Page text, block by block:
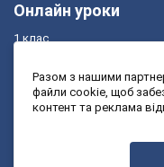
Онлайн уроки
1 клас
3 клас
Разом з нашими
файли cookie, щоб
контент та реклама